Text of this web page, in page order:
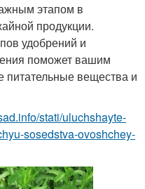
этапом в
продукции.
удобрений и
поможет вашим
вещества и
stati/uluchshayte-
sosedstva-ovoshchey-